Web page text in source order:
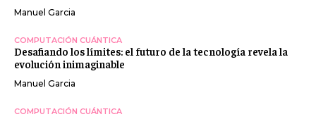
Manuel Garcia
COMPUTACIÓN CUÁNTICA
Desafiando los límites: el futuro de la tecnología revela la
evolución inimaginable
Manuel Garcia
COMPUTACIÓN CUÁNTICA